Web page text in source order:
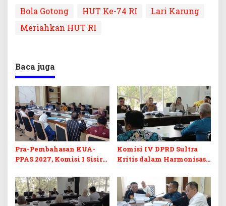
Bola Gotong
HUT Ke-74 RI
Lari Karung
Meriahkan HUT RI
Baca juga
Pra-Pembahasan KUA-
PPAS 2027, Komisi I Sisir
Berkelanjutan
Komisi IV DPRD Sultra
Kritis dalam Harmonisasi
Perubahan APBD 2026